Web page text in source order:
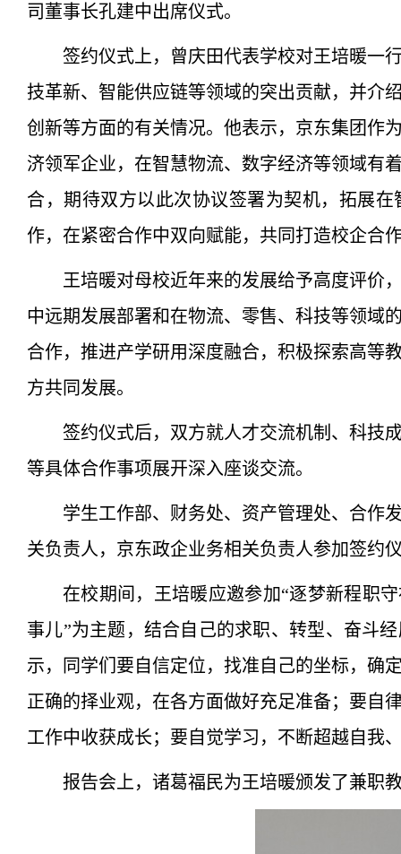
司董事长孔建中出席仪式。
签约仪式上，曾庆田代表学校对王培暖一
技革新、智能供应链等领域的突出贡献，并介
创新等方面的有关情况。他表示，京东集团作
济领军企业，在智慧物流、数字经济等领域有
合，期待双方以此次协议签署为契机，拓展
作，在紧密合作中双向赋能，共同打造校企合
王培暖对母校近年来的发展给予高度评价
中远期发展部署和在物流、零售、科技等领域
合作，推进产学研用深度融合，积极探索高等
方共同发展。
签约仪式后，双方就人才交流机制、科技
等具体合作事项展开深入座谈交流。
学生工作部、财务处、资产管理处、合作
关负责人，京东政企业务相关负责人参加签约
在校期间，王培暖应邀参加“逐梦新程职
事儿”为主题，结合自己的求职、转型、奋斗
示，同学们要自信定位，找准自己的坐标，确
正确的择业观，在各方面做好充足准备；要自
工作中收获成长；要自觉学习，不断超越自我
报告会上，诸葛福民为王培暖颁发了兼职